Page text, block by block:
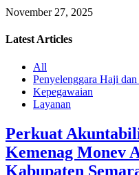
November 27, 2025
Latest Articles
All
Penyelenggara Haji
Kepegawaian
Layanan
Perkuat
Kemenag Monev
Kabupaten